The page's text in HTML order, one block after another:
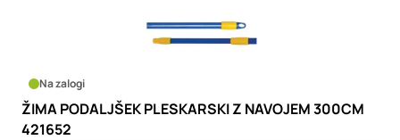
Na zalogi
ŽIMA PODALJŠEK PLESKARSKI Z NAVOJEM 300CM
421652